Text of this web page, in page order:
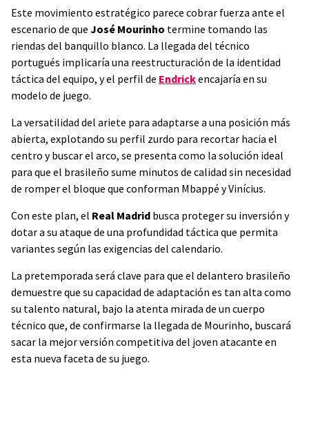
Este movimiento estratégico parece cobrar fuerza ante el
escenario de que José Mourinho termine tomando las
riendas del banquillo blanco. La llegada del técnico
portugués implicaría una reestructuración de la identidad
táctica del equipo, y el perfil de Endrickencajaría en su
modelo de juego.
La versatilidad del ariete para adaptarse a una posición más
abierta, explotando su perfil zurdo para recortar hacia el
centro y buscar el arco, se presenta como la solución ideal
para que el brasileño sume minutos de calidad sin necesidad
de romper el bloque que conforman Mbappé y Vinícius.
Con este plan, el Real Madrid busca proteger su inversión y
dotar a su ataque de una profundidad táctica que permita
variantes según las exigencias del calendario.
La pretemporada será clave para que el delantero brasileño
demuestre que su capacidad de adaptación es tan alta como
su talento natural, bajo la atenta mirada de un cuerpo
técnico que, de confirmarse la llegada de Mourinho, buscará
sacar la mejor versión competitiva del joven atacante en
esta nueva faceta de su juego.